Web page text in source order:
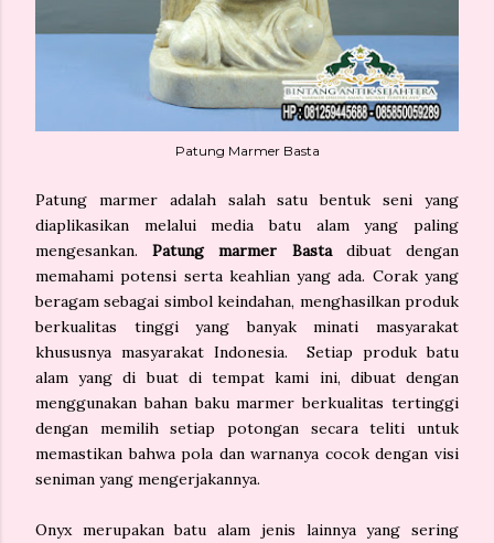
Patung Marmer Basta
Patung marmer adalah salah satu bentuk seni yang
diaplikasikan melalui media batu alam yang paling
mengesankan.Patung marmer Bastadibuat dengan
memahami potensi serta keahlian yang ada. Corak yang
beragam sebagai simbol keindahan, menghasilkan produk
berkualitas tinggi yang banyak minati masyarakat
khususnya masyarakat Indonesia. Setiap produk batu
alam yang di buat di tempat kami ini, dibuat dengan
menggunakan bahan baku marmer berkualitas tertinggi
dengan memilih setiap potongan secara teliti untuk
memastikan bahwa pola dan warnanya cocok dengan visi
seniman yang mengerjakannya.
Onyx merupakan batu alam jenis lainnya yang sering